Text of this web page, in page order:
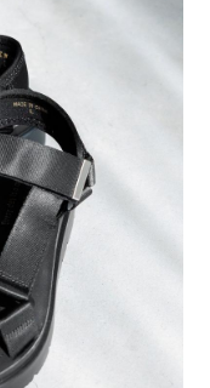
簡稱本公司）所提供，讓
由商店將買賣／分期付款
繳交帳款。
目的，商店將以您的個人
進項蒐集、處理及利用，
核對及更正。
userRule
連結，可透過四大超商／
易完成。
您需要取消訂單，請聯絡
有效，需透過AFTEE先享
面顯示為準，若有關於
請聯繫「AFTEE先享後付
home
先享後付」服務完成之交
交易相關給付款項請求債
https://aftee.tw/terms/#terms3
人之同意方可使用